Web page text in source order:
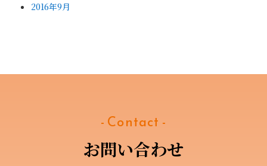
2016年9月
- Contact -
お問い合わせ